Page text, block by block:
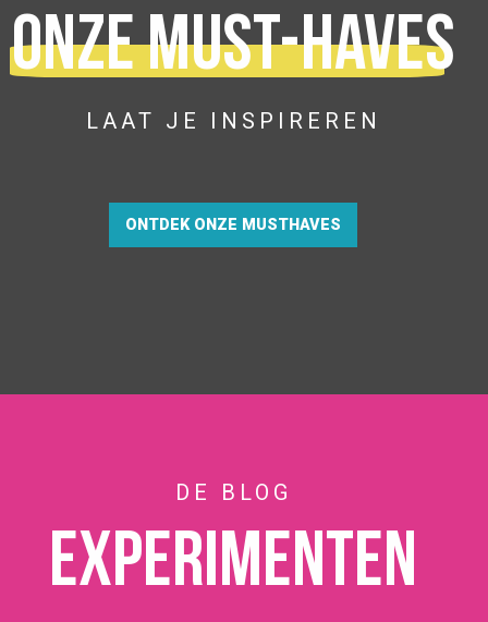
Onze must-haves
LAAT JE INSPIREREN
ONTDEK ONZE MUSTHAVES
DE BLOG
Experimenten